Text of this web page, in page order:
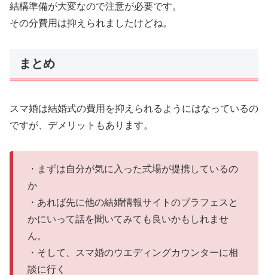
結構準備が大変なので注意が必要です。
その分費用は抑えられましたけどね。
まとめ
スマ婚は結婚式の費用を抑えられるようにはなっているの
ですが、デメリットもあります。
・まずは自分が気に入った式場が提携しているの
か
・あれば先に他の結婚情報サイトのブラフェスと
かにいって話を聞いてみても良いかもしれませ
ん。
・そして、スマ婚のウエディングカウンターに相
談に行く